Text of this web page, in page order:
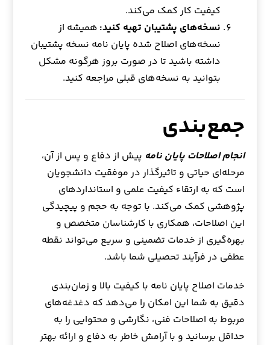
کیفیت کار کمک می‌کند.
نسخه‌های پشتیبان تهیه کنید: همیشه از
نسخه‌های اصلاح شده پایان نامه نسخه پشتیبان
داشته باشید تا در صورت بروز هرگونه مشکل
بتوانید به نسخه‌های قبلی مراجعه کنید.
جمع‌بندی
انجام اصلاحات پایان نامه پیش از دفاع و پس از آن،
مرحله‌ای حیاتی و تاثیرگذار در موفقیت دانشجویان
است که به ارتقاء کیفیت علمی و استانداردهای
پژوهشی کمک می‌کند. با توجه به حجم و پیچیدگی
این اصلاحات، همکاری با کارشناسان متخصص و
بهره‌گیری از خدمات تضمینی و سریع می‌تواند نقطه
عطفی در فرآیند تحصیلی شما باشد.
خدمات اصلاح پایان نامه با کیفیت بالا و زمان‌بندی
دقیق به شما این امکان را می‌دهد که دغدغه‌های
مربوط به اصلاحات فنی، نگارشی و محتوایی را به
حداقل برسانید و با آرامش خاطر به دفاع و ارائه بهتر